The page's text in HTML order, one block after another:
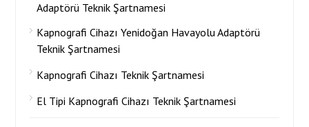
Adaptörü Teknik Şartnamesi
Kapnografi Cihazı Yenidoğan Havayolu Adaptörü
Teknik Şartnamesi
Kapnografi Cihazı Teknik Şartnamesi
El Tipi Kapnografi Cihazı Teknik Şartnamesi